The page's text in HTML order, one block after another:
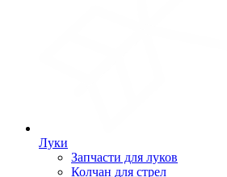
Луки
Запчасти для луков
Колчан для стрел